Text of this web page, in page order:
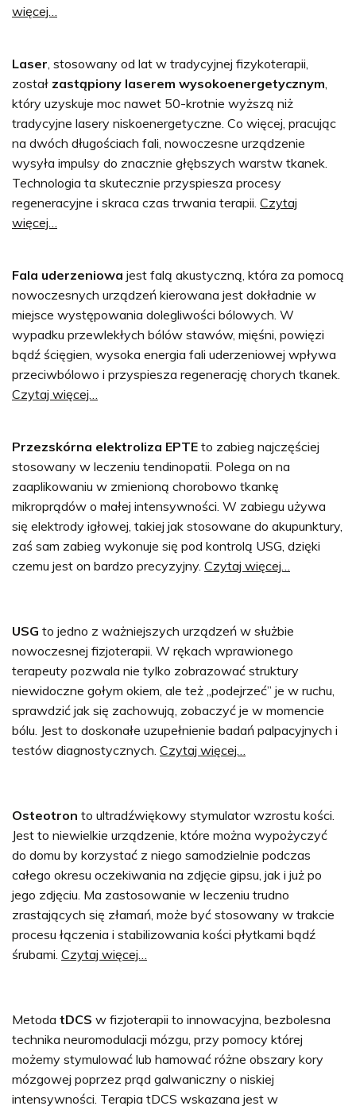
więcej…
Laser , stosowany od lat w tradycyjnej fizykoterapii,
został zastąpiony laserem wysokoenergetycznym
który uzyskuje moc nawet 50-krotnie wyższą niż
tradycyjne lasery niskoenergetyczne. Co więcej, pracując
na dwóch długościach fali, nowoczesne urządzenie
wysyła impulsy do znacznie głębszych warstw tkanek.
Technologia ta skutecznie przyspiesza procesy
regeneracyjne i skraca czas trwania terapii. Czytaj
więcej…
Fala uderzeniowa jest falą akustyczną, która za pomocą
nowoczesnych urządzeń kierowana jest dokładnie w
miejsce występowania dolegliwości bólowych. W
wypadku przewlekłych bólów stawów, mięśni, powięzi
bądź ścięgien, wysoka energia fali uderzeniowej wpływa
przeciwbólowo i przyspiesza regenerację chorych tkanek.
Czytaj więcej…
Przezskórna elektroliza EPTE to zabieg najczęściej
stosowany w leczeniu tendinopatii. Polega on na
zaaplikowaniu w zmienioną chorobowo tkankę
mikroprądów o małej intensywności. W zabiegu używa
się elektrody igłowej, takiej jak stosowane do akupunktury,
zaś sam zabieg wykonuje się pod kontrolą USG, dzięki
czemu jest on bardzo precyzyjny. Czytaj więcej…
USG to jedno z ważniejszych urządzeń w służbie
nowoczesnej fizjoterapii. W rękach wprawionego
terapeuty pozwala nie tylko zobrazować struktury
niewidoczne gołym okiem, ale też „podejrzeć” je w ruchu,
sprawdzić jak się zachowują, zobaczyć je w momencie
bólu. Jest to doskonałe uzupełnienie badań palpacyjnych i
testów diagnostycznych. Czytaj więcej…
Osteotron to ultradźwiękowy stymulator wzrostu kości.
Jest to niewielkie urządzenie, które można wypożyczyć
do domu by korzystać z niego samodzielnie podczas
całego okresu oczekiwania na zdjęcie gipsu, jak i już po
jego zdjęciu. Ma zastosowanie w leczeniu trudno
zrastających się złamań, może być stosowany w trakcie
procesu łączenia i stabilizowania kości płytkami bądź
śrubami. Czytaj więcej…
Metoda tDCS w fizjoterapii to innowacyjna, bezbolesna
technika neuromodulacji mózgu, przy pomocy której
możemy stymulować lub hamować różne obszary kory
mózgowej poprzez prąd galwaniczny o niskiej
intensywności. Terapia tDCS wskazana jest w